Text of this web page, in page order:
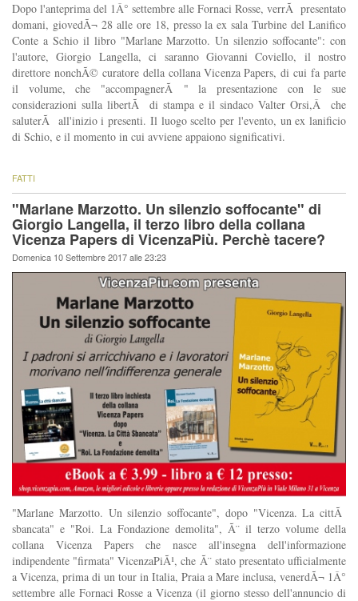
Dopo l'anteprima del 1Â° settembre alle Fornaci Rosse, verrÃ presentato
domani, giovedÃ¬ 28 alle ore 18, presso la ex sala Turbine del Lanifico
Conte a Schio il libro "Marlane Marzotto. Un silenzio soffocante": con
l'autore, Giorgio Langella, ci saranno Giovanni Coviello, il nostro
direttore nonchÃ© curatore della collana Vicenza Papers, di cui fa parte
il volume, che "accompagnerÃ " la presentazione con le sue
considerazioni sulla libertÃ di stampa e il sindaco Valter Orsi,Â che
saluterÃ all'inizio i presenti. Il luogo scelto per l'evento, un ex lanificio
di Schio, e il momento in cui avviene appaiono significativi.
FATTI
"Marlane Marzotto. Un silenzio soffocante" di
Giorgio Langella, il terzo libro della collana
Vicenza Papers di VicenzaPiù. Perchè tacere?
Domenica 10 Settembre 2017 alle 23:23
"Marlane Marzotto. Un silenzio soffocante", dopo "Vicenza. La cittÃ
sbancata" e "Roi. La Fondazione demolita", Ã¨ il terzo volume della
collana Vicenza Papers che nasce all'insegna dell'informazione
indipendente "firmata" VicenzaPiÃ¹, che Ã¨ stato presentato ufficialmente
a Vicenza, prima di un tour in Italia, Praia a Mare inclusa, venerdÃ¬ 1Â°
settembre alle Fornaci Rosse a Vicenza (il giorno stesso dell'annuncio di